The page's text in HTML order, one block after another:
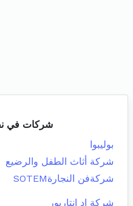
شركات في
بوليبوا
شركة أثاث الطفل والرضيع
شركةفن النجارةSOTEM
شركة اد انتاريور